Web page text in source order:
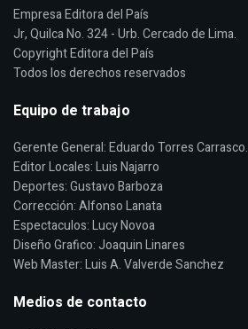
Empresa Editora del País
Jr, Quilca No. 324 - Urb. Cercado de Lima.
Copyright Editora del País
Todos los derechos reservados
Equipo de trabajo
Gerente General: Eduardo Torres Carrasco.
Editor Locales: Luis Najarro
Deportes: Gustavo Barboza
Corrección: Alfonso Lanata
Espectaculos: Lucy Novoa
Diseño Grafico: Joaquin Linares
Web Master: Luis A. Valverde Sanchez
Medios de contacto